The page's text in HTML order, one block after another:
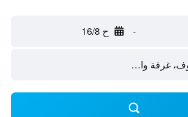
- ح 16/8